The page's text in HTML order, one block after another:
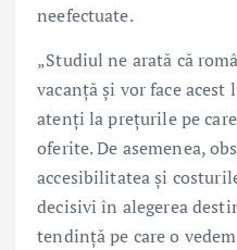
neefectuate.
„Studiul ne arată că
vacanță și vor face
atenți la prețurile pe
oferite. De asemenea,
accesibilitatea și
decisivi în alegerea
tendință pe care o